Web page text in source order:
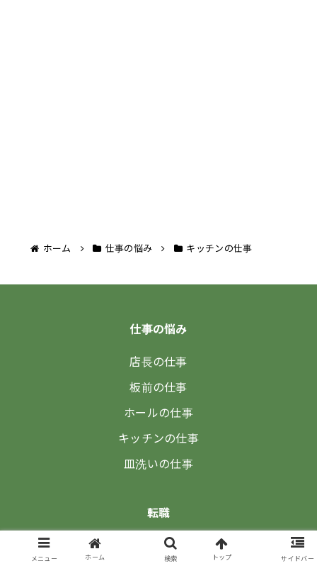
ホーム 仕事の悩み キッチンの仕事
仕事の悩み
店長の仕事
板前の仕事
ホールの仕事
キッチンの仕事
皿洗いの仕事
転職
調理師になりたい
メニュー ホーム 検索 トップ サイドバー